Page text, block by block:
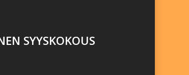
SYYSKOKOUS